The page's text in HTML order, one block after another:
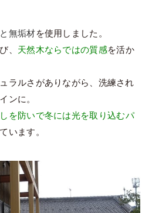
無垢材を使用しました。
、 天然木ならではの質感を活か
ラルさがありながら、洗練され
ンに。
を防いで冬には光を取り込むパ
います。